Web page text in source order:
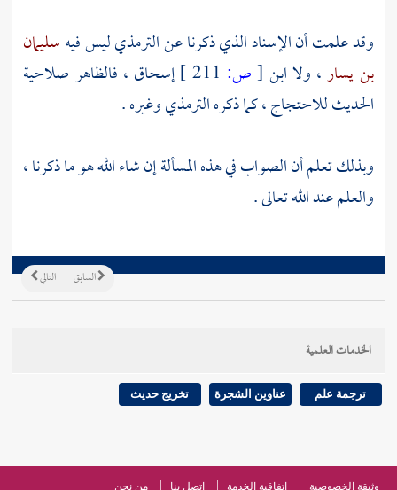
وقد علمت أن الإسناد الذي ذكرنا عنالترمذيليس فيهسليمان
بن يسار، ولاابن [ص: إسحاق ، فالظاهر صلاحية
الحديث للاحتجاج ، كما ذكرهالترمذيوغيره .
وبذلك تعلم أن الصواب في هذه المسألة إن شاء الله هو ما ذكرنا ،
والعلم عند الله تعالى .
التالي السابق
الخدمات العلمية
ترجمة علم عناوين الشجرة تخريج حديث
وثيقة الخصوصية اتفاقية الخدمة اتصل بنا من نحن